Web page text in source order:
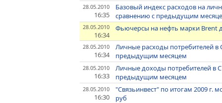
28.05.2010
16:35
Базовый индекс расходов на
сравнению с предыдущим
28.05.2010
16:34
Фьючерсы на нефть марки Brent
28.05.2010
16:34
Личные расходы потребителей
предыдущим месяцем
28.05.2010
16:33
Личные доходы потребителей в
предыдущим месяцем
28.05.2010
16:30
"Связьинвест" по итогам 2009 г.
руб